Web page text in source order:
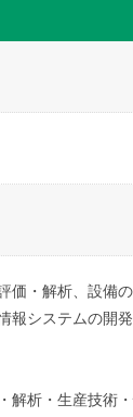
価・解析、設備
報システムの開
解析・生産技術